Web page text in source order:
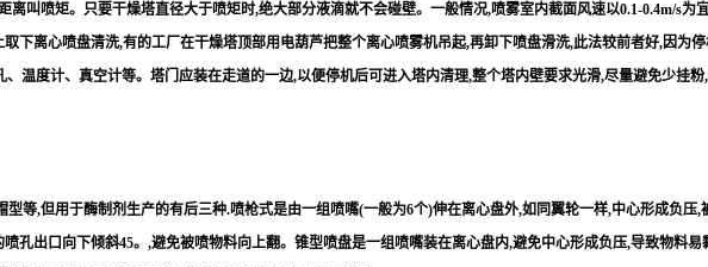
叫喷矩。只要干燥塔直径大于喷矩时,绝大部分液滴就不会碰壁。一般情况,喷雾室内截面风速以0.1-0.4m/s为
下离心喷盘清洗,有的工厂在干燥塔顶部用电葫芦把整个离心喷雾机吊起,再卸下喷盘滑洗,此法较前者好,因为
温度计、真空计等。塔门应装在走道的一边,以便停机后可进入塔内清理,整个塔内壁要求光滑,尽量避免少挂
等,但用于酶制剂生产的有后三种.喷枪式是由一组喷嘴(一般为6个)伸在离心盘外,如同翼轮一样,中心形成负压,
孔出口向下倾斜45。,避免被喷物料向上翻。锥型喷盘是一组喷嘴装在离心盘内,避免中心形成负压,导致物料